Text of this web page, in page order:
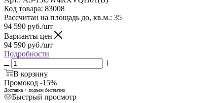
Код товара: 83008
Рассчитан на площадь до, кв.м.: 35
94 590 руб./шт
Варианты цен
94 590 руб./шт
Подробности
В корзину
Промокод -15%
Доставка + подъем бесплатно
Быстрый просмотр